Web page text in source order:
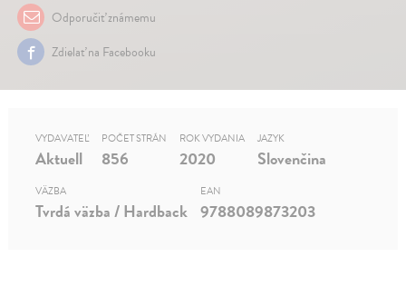
Odporučiť známemu
Zdielať na Facebooku
VYDAVATEĽ
Aktuell
POČET STRÁN
856
ROK VYDANIA
2020
JAZYK
Slovenčina
VÄZBA
Tvrdá väzba / Hardback
EAN
9788089873203